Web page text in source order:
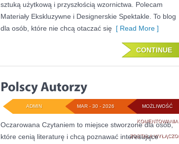
sztuką użytkową i przyszłością wzornictwa. Polecam
Materiały Ekskluzywne i Designerskie Spektakle. To blog
dla osób, które nie chcą otaczać się [ Read More ]
CONTINUE
MOŻLIWOŚĆ
KOMENTOWANIA
ZOSTAŁA
MAR - 30 - 2026
ADMIN
Oczarowana Czytaniem to miejsce stworzone dla osób,
które cenią literaturę i chcą poznawać interesujące